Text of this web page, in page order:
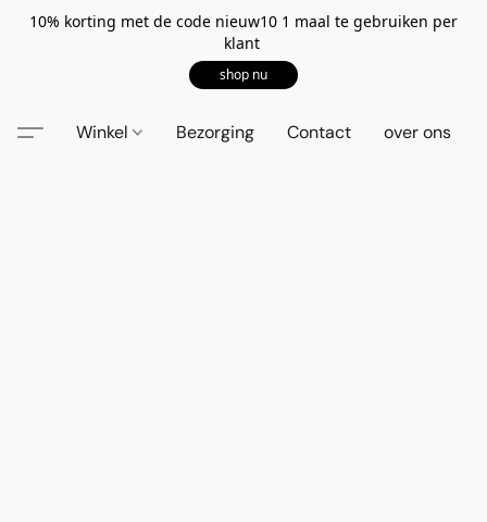
10% korting met de code nieuw10 1 maal te gebruiken per
klant
shop nu
Winkel Bezorging Contact over ons